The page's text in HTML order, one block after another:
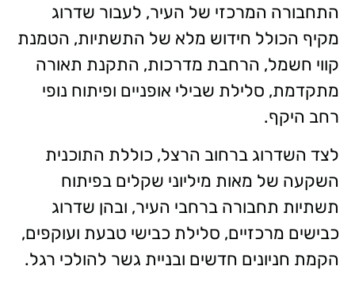
התחבורה המרכזי של העיר, לעבור שדרוג
מקיף הכולל חידוש מלא של התשתיות, הטמנת
קווי חשמל, הרחבת מדרכות, התקנת תאורה
מתקדמת, סלילת שבילי אופניים ופיתוח נופי
רחב היקף.
לצד השדרוג ברחוב הרצל, כוללת התוכנית
השקעה של מאות מיליוני שקלים בפיתוח
תשתיות תחבורה ברחבי העיר, ובהן שדרוג
כבישים מרכזיים, סלילת כבישי טבעת ועוקפים,
הקמת חניונים חדשים ובניית גשר להולכי רגל.